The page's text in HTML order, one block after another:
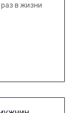
в жизни